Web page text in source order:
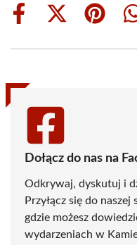
Share
Share
(Twitter)
Share
Dołącz do nas na
Odkrywaj, dyskutuj i
Przyłącz się do naszej
gdzie możesz
wydarzeniach w